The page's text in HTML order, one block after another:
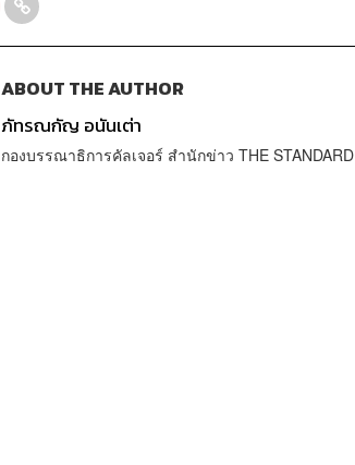
ABOUT THE AUTHOR
ภัทรณกัญ อนันเต่า
กองบรรณาธิการคัลเจอร์ สำนักข่าว THE STANDARD